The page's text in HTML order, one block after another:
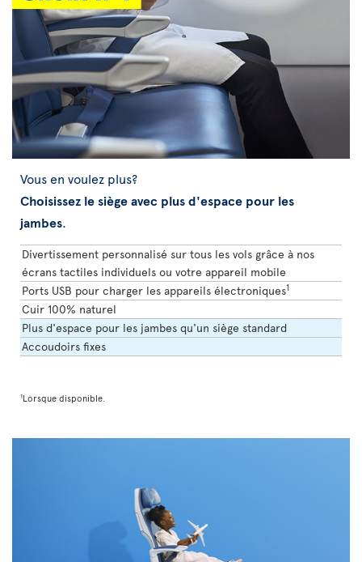
Vous en voulez plus?
Choisissez le siège avec plus d'espace pour les
jambes.
Divertissement personnalisé sur tous les vols grâce à nos
écrans tactiles individuels ou votre appareil mobile
Ports USB pour charger les appareils électroniques1
Cuir 100% naturel
Plus d'espace pour les jambes qu'un siège standard
Accoudoirs fixes
1Lorsque disponible.